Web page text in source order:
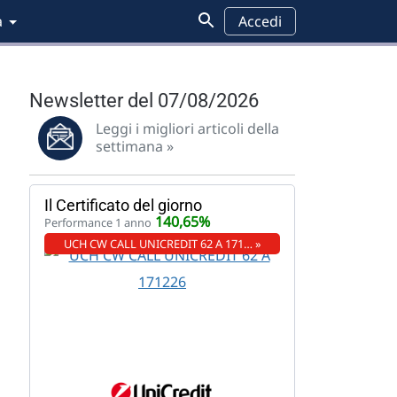
Accedi
Newsletter del 07/08/2026
Leggi i migliori articoli della
settimana »
Il Certificato del giorno
Performance 1 anno 140,65%
UCH CW CALL UNICREDIT 62 A 171… »